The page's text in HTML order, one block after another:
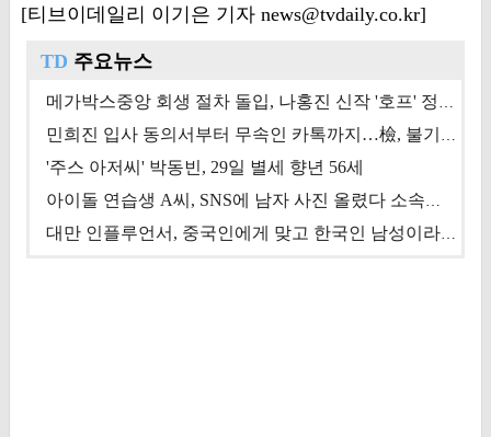
[티브이데일리 이기은 기자 news@tvdaily.co.kr]
TD 주요뉴스
메가박스중앙 회생 절차 돌입, 나홍진 신작 '호프' 정상 개봉에 쏠린 시선 [상반기 결산 기획]
민희진 입사 동의서부터 무속인 카톡까지…檢, 불기소 처분 근거들 [이슈&톡]
'주스 아저씨' 박동빈, 29일 별세 향년 56세
아이돌 연습생 A씨, SNS에 남자 사진 올렸다 소속사 퇴출
대만 인플루언서, 중국인에게 맞고 한국인 남성이라 진술 '후폭풍'